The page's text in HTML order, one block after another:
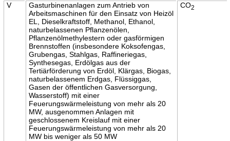
V
Gasturbinenanlagen zum Antrieb von
Arbeitsmaschinen für den Einsatz von Heizöl
EL, Dieselkraftstoff, Methanol, Ethanol,
naturbelassenen Pflanzenölen,
Pflanzenölmethylestern oder gasförmigen
Brennstoffen (insbesondere Koksofengas,
Grubengas, Stahlgas, Raffineriegas,
Synthesegas, Erdölgas aus der
Tertiärförderung von Erdöl, Klärgas, Biogas,
naturbelassenem Erdgas, Flüssiggas,
Gasen der öffentlichen Gasversorgung,
Wasserstoff) mit einer
Feuerungswärmeleistung von mehr als 20
MW, ausgenommen Anlagen mit
geschlossenem Kreislauf mit einer
Feuerungswärmeleistung von mehr als 20
MW bis weniger als 50 MW
CO2